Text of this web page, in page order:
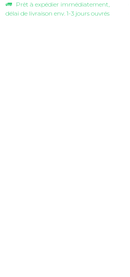
Prêt à expédier immédiatement,
délai de livraison env. 1-3 jours ouvrés